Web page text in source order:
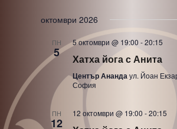
октомври 2026
ПН
5
5 октомври @ 19:00 -20:15
Хатха йога с Анита
Център Анандаул. Йоан
София
ПН
12
12 октомври @ 19:00 -20:15